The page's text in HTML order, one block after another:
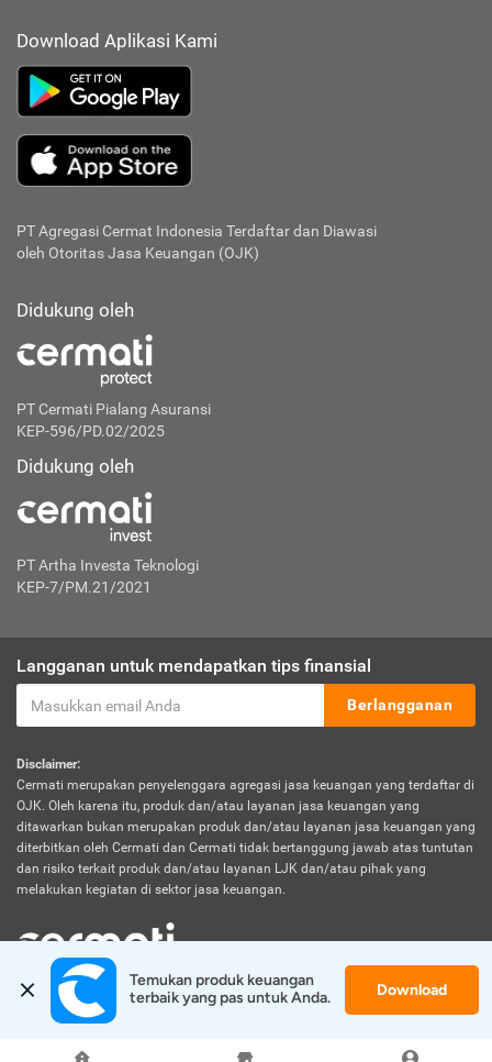
Download Aplikasi Kami
PT Agregasi Cermat Indonesia Terdaftar dan Diawasi
oleh Otoritas Jasa Keuangan (OJK)
Didukung oleh
PT Cermati Pialang Asuransi
KEP-596/PD.02/2025
Didukung oleh
PT Artha Investa Teknologi
KEP-7/PM.21/2021
Langganan untuk mendapatkan tips finansial
Berlangganan
Disclaimer:
Cermati merupakan penyelenggara agregasi jasa keuangan yang terdaftar di
OJK. Oleh karena itu, produk dan/atau layanan jasa keuangan yang
ditawarkan bukan merupakan produk dan/atau layanan jasa keuangan yang
diterbitkan oleh Cermati dan Cermati tidak bertanggung jawab atas tuntutan
dan risiko terkait produk dan/atau layanan LJK dan/atau pihak yang
melakukan kegiatan di sektor jasa keuangan.
© 2026 Cermati. All Rights Reserved.
Temukan produk keuangan
terbaik yang pas untuk Anda.
Download